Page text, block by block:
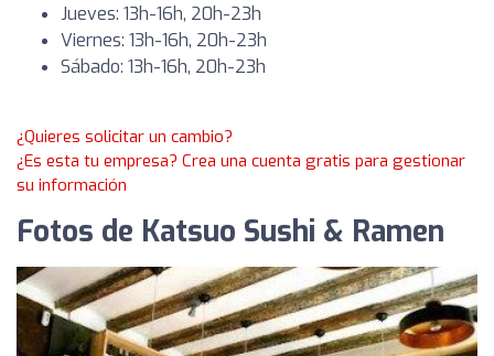
Jueves: 13h-16h, 20h-23h
Viernes: 13h-16h, 20h-23h
Sábado: 13h-16h, 20h-23h
¿Quieres solicitar un cambio?
¿Es esta tu empresa? Crea una cuenta gratis para gestionar
su información
Fotos de Katsuo Sushi & Ramen